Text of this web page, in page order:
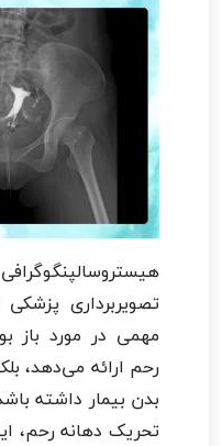
تصویربرداری
مهمی در مورد باز
رحم ارائه می‌دهد،
بدن بیمار داشته
تحریک دهانه رحم،